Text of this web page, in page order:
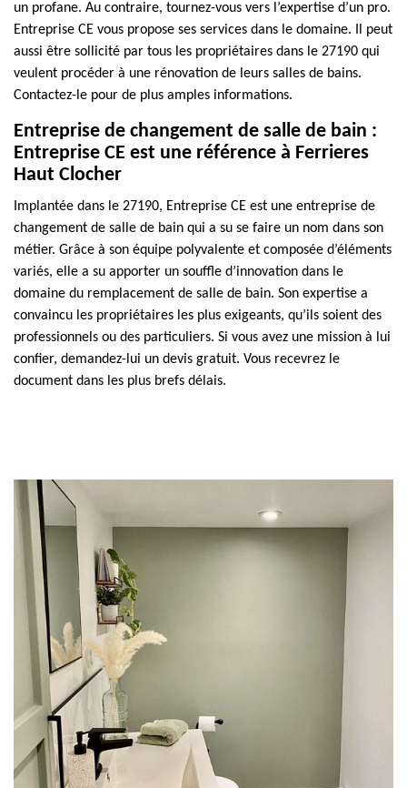
un profane. Au contraire, tournez-vous vers l’expertise d’un pro.
Entreprise CE vous propose ses services dans le domaine. Il peut
aussi être sollicité par tous les propriétaires dans le 27190 qui
veulent procéder à une rénovation de leurs salles de bains.
Contactez-le pour de plus amples informations.
Entreprise de changement de salle de bain :
Entreprise CE est une référence à Ferrieres
Haut Clocher
Implantée dans le 27190, Entreprise CE est une entreprise de
changement de salle de bain qui a su se faire un nom dans son
métier. Grâce à son équipe polyvalente et composée d’éléments
variés, elle a su apporter un souffle d’innovation dans le
domaine du remplacement de salle de bain. Son expertise a
convaincu les propriétaires les plus exigeants, qu’ils soient des
professionnels ou des particuliers. Si vous avez une mission à lui
confier, demandez-lui un devis gratuit. Vous recevrez le
document dans les plus brefs délais.